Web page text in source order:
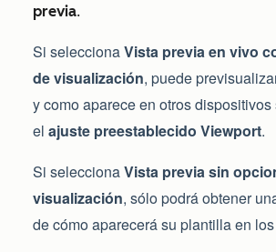
previa.
Si seleccionaVista previa en vivo
de visualización, puede
y como aparece en otros
el ajuste preestablecido Viewport.
Si seleccionaVista previa sin
visualización, sólo podrá obtener
de cómo aparecerá su plantilla en